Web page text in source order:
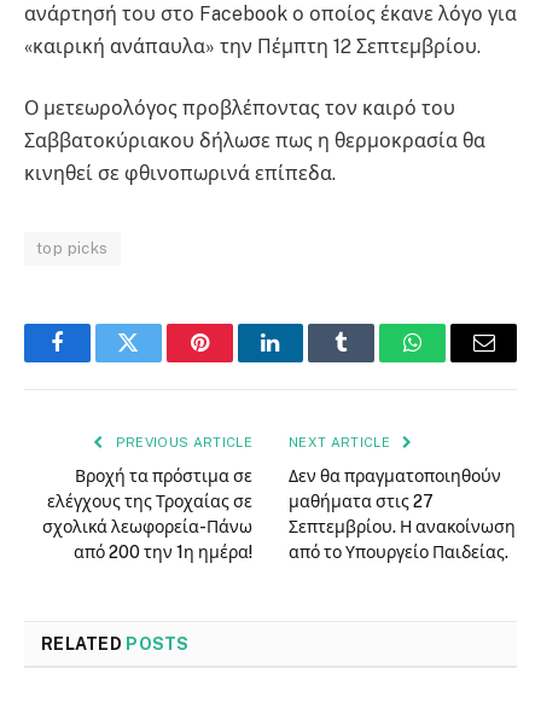
ανάρτησή του στο Facebook ο οποίος έκανε λόγο για
«καιρική ανάπαυλα» την Πέμπτη 12 Σεπτεμβρίου.
Ο μετεωρολόγος προβλέποντας τον καιρό του
Σαββατοκύριακου δήλωσε πως η θερμοκρασία θα
κινηθεί σε φθινοπωρινά επίπεδα.
top picks
FacebookTwitter PinterestLinkedInTumblr WhatsAppEmail
PREVIOUS ARTICLE
Βροχή τα πρόστιμα σε
ελέγχους της Τροχαίας σε
σχολικά λεωφορεία-Πάνω
από 200 την 1η ημέρα!
NEXT ARTICLE
Δεν θα πραγματοποιηθούν
μαθήματα στις 27
Σεπτεμβρίου. Η ανακοίνωση
από το Υπουργείο Παιδείας.
RELATED POSTS